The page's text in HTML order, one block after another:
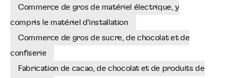
Commerce de gros de matériel électrique, y
compris le matériel d'installation
Commerce de gros de sucre, de chocolat et de
confiserie
Fabrication de cacao, de chocolat et de produits de